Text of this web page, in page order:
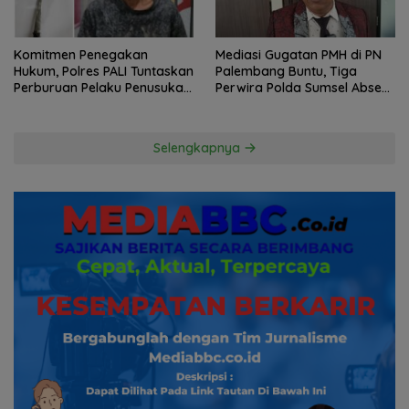
Komitmen Penegakan
Hukum, Polres PALI Tuntaskan
Perburuan Pelaku Penusukan
Mediasi Gugatan PMH di PN
Palembang Buntu, Tiga
Perwira Polda Sumsel Absen,
Selengkapnya